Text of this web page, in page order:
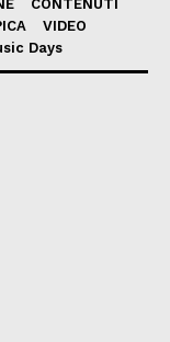
CONTENUTI
VIDEO
Days